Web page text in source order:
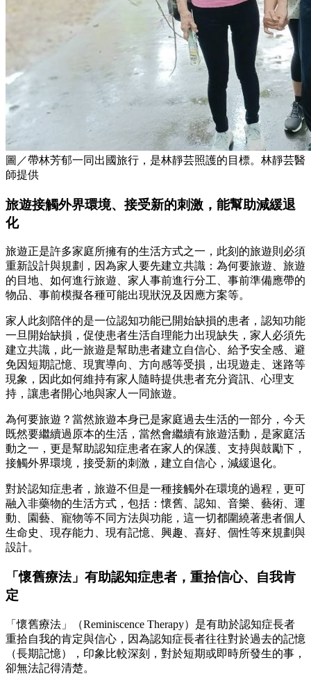
圖／帶林芳郁一同出國旅行，是林靜芸照護的目標。林靜芸醫
師提供
旅遊接觸外界環境、接受新的刺激，能幫助減緩退
化
旅遊正是許多家庭所擁有的生活方式之一，此刻的旅遊則必須
重新設計與規劃，因為家人要先建立共識：為何要旅遊、旅遊
的目地、如何進行旅遊、家人事前進行分工、事前準備應帶的
物品、事前模擬各種可能出現狀況及因應方案等。
家人此刻陪伴的是一位認知功能已開始缺損的患者，認知功能
一旦開始缺損，促使患者生活自理能力出現缺失，家人必須先
建立共識，此一旅遊是幫助患者建立自信心、給予安全感、避
免因短期記憶、現實導向、方向感等受損，出現遊走、迷路等
現象，因此如何維持有家人隨時提供患者充分資訊、心理支
持，讓患者開心地與家人一同旅遊。
為何要旅遊？當然旅遊本身已是家庭過去生活的一部分，今天
既然要繼續過原本的生活，當然會繼續有旅遊活動，是家庭活
動之一，更是幫助認知症患者在家人的保護、支持與鼓勵下，
接觸外界環境，接受新的刺激，建立自信心，減緩退化。
對於認知症患者，旅遊不但是一種接觸外在環境的過程，更可
融入非藥物的生活方式，包括：懷舊、認知、音樂、藝術、運
動、園藝、寵物等不同方法與功能，這一切都圍繞著患者個人
生命史、現存能力、現有記憶、興趣、喜好、個性等來規劃與
設計。
「懷舊療法」有助認知症患者，重拾信心、自我肯
定
「懷舊療法」（Reminiscence Therapy）是有助於認知症長者
重拾自我的肯定與信心，因為認知症長者往往對於過去的記憶
（長期記憶），印象比較深刻，對於短期或即時所發生的事，
卻無法記得清楚。